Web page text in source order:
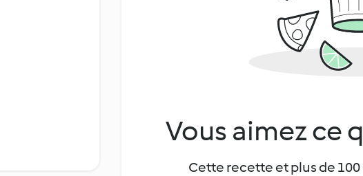
Vous aimez ce
Cette recette et plus de